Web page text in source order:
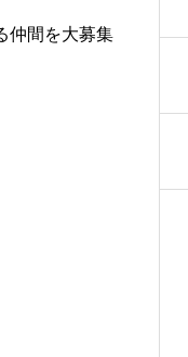
仲間を大募集